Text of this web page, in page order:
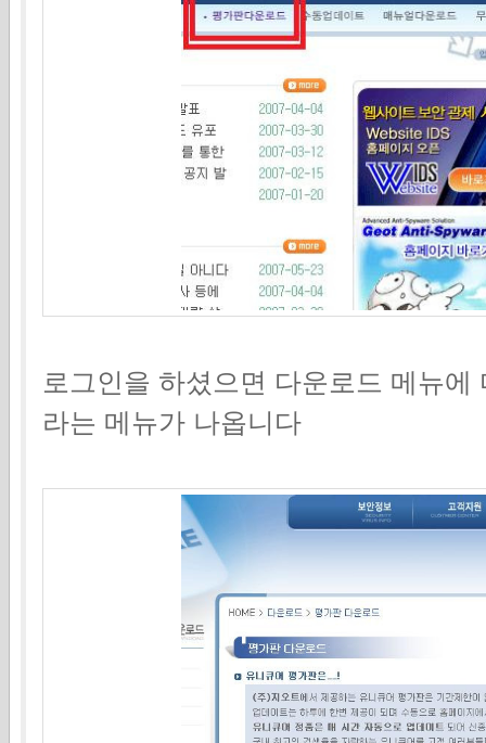
로그인을 하셨으면 다운로드 메뉴
라는 메뉴가 나옵니다